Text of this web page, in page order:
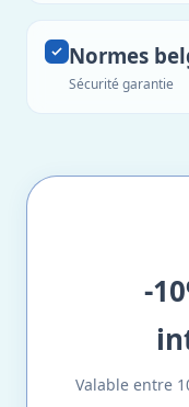
Normes
Sécurité garantie
-
Valable entre